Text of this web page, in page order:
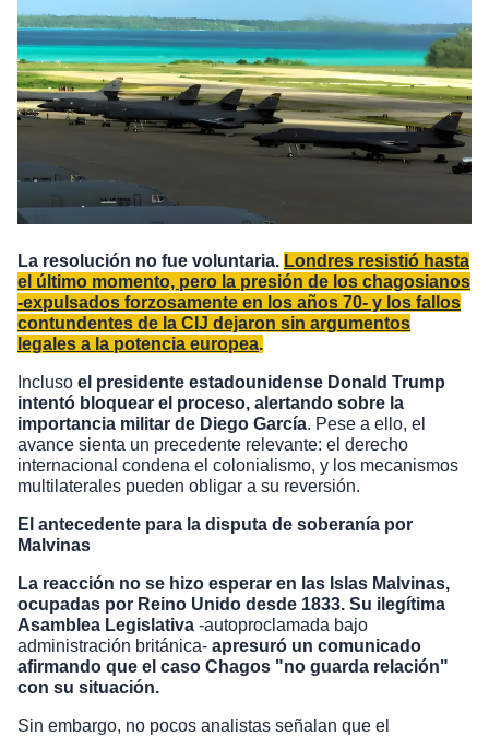
La resolución no fue voluntaria. Londres resistió hasta
el último momento, pero la presión de los chagosianos
-expulsados forzosamente en los años 70- y los fallos
contundentes de la CIJ dejaron sin argumentos
legales a la potencia europea.
Incluso el presidente estadounidense Donald Trump
intentó bloquear el proceso, alertando sobre la
importancia militar de Diego García. Pese a ello, el
avance sienta un precedente relevante: el derecho
internacional condena el colonialismo, y los mecanismos
multilaterales pueden obligar a su reversión.
El antecedente para la disputa de soberanía por
Malvinas
La reacción no se hizo esperar en las Islas Malvinas,
ocupadas por Reino Unido desde 1833. Su ilegítima
Asamblea Legislativa -autoproclamada bajo
administración británica- apresuró un comunicado
afirmando que el caso Chagos "no guarda relación"
con su situación.
Sin embargo, no pocos analistas señalan que el